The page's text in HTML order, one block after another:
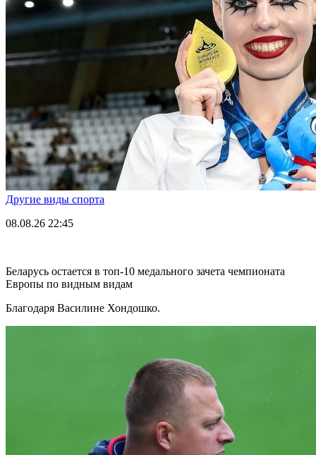
Другие виды спорта
08.08.26 22:45
Беларусь остается в топ-10 медального зачета чемпионата
Европы по видным видам
Благодаря Василине Хондошко.